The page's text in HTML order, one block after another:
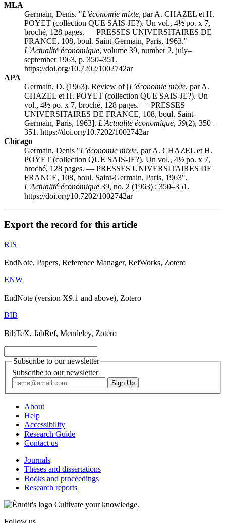
MLA
Germain, Denis. "L’économie mixte, par A. CHAZEL et H.
POYET (collection QUE SAIS-JE?). Un vol., 4½ po. x 7,
broché, 128 pages. — PRESSES UNIVERSITAIRES DE
FRANCE, 108, boul. Saint-Germain, Paris, 1963."
L'Actualité économique, volume 39, number 2, july–
september 1963, p. 350–351.
https://doi.org/10.7202/1002742ar
APA
Germain, D. (1963). Review of [L’économie mixte, par A.
CHAZEL et H. POYET (collection QUE SAIS-JE?). Un
vol., 4½ po. x 7, broché, 128 pages. — PRESSES
UNIVERSITAIRES DE FRANCE, 108, boul. Saint-
Germain, Paris, 1963]. L'Actualité économique, 39(2), 350–
351. https://doi.org/10.7202/1002742ar
Chicago
Germain, Denis "L’économie mixte, par A. CHAZEL et H.
POYET (collection QUE SAIS-JE?). Un vol., 4½ po. x 7,
broché, 128 pages. — PRESSES UNIVERSITAIRES DE
FRANCE, 108, boul. Saint-Germain, Paris, 1963".
L'Actualité économique 39, no. 2 (1963) : 350–351.
https://doi.org/10.7202/1002742ar
Export the record for this article
RIS
EndNote, Papers, Reference Manager, RefWorks, Zotero
ENW
EndNote (version X9.1 and above), Zotero
BIB
BibTeX, JabRef, Mendeley, Zotero
Subscribe to our newsletter
Subscribe to our newsletter
About
Help
Accessibility
Research Guide
Contact us
Journals
Theses and dissertations
Books and proceedings
Research reports
Cultivate your knowledge.